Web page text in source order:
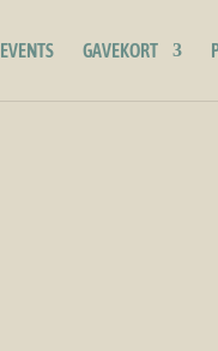
EVENTS GAVEKORT